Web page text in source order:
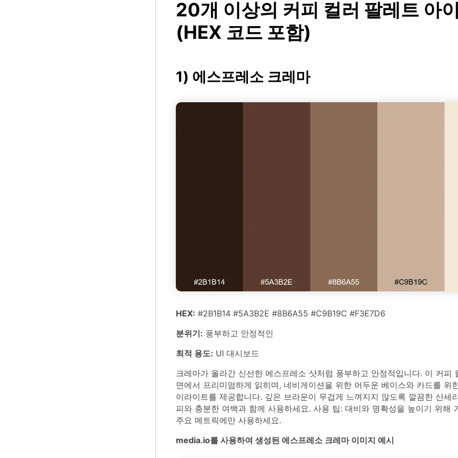
20개 이상의 커피 컬러 팔레트 아
(HEX 코드 포함)
1) 에스프레소 크레마
HEX: #2B1B14 #5A3B2E #8B6A55 #C9B19C #F3E7D6
분위기: 풍부하고 안정적인
최적 용도: UI 대시보드
크레마가 올라간 신선한 에스프레소 샷처럼 풍부하고 안정적입니다. 이 커피
면에서 프리미엄하게 읽히며, 네비게이션을 위한 어두운 베이스와 카드를 위
이라이트를 제공합니다. 깊은 브라운이 무겁게 느껴지지 않도록 깔끔한 산세
피와 충분한 여백과 함께 사용하세요. 사용 팁: 대비와 명확성을 높이기 위해
주요 메트릭에만 사용하세요.
media.io를 사용하여 생성된 에스프레소 크레마 이미지 예시